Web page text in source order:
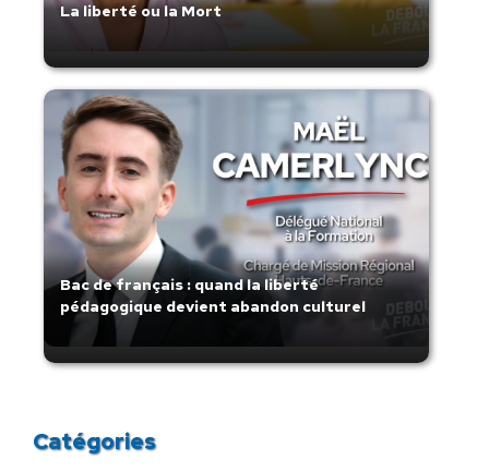
La liberté ou la Mort
Bac de français : quand la liberté
pédagogique devient abandon culturel
Catégories